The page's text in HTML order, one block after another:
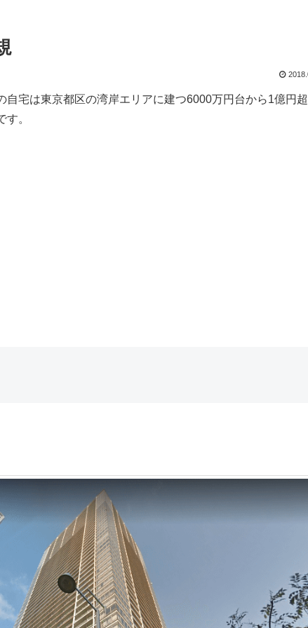
自宅は東京都区の湾岸エリアに建つ6000万円台から1億円
。